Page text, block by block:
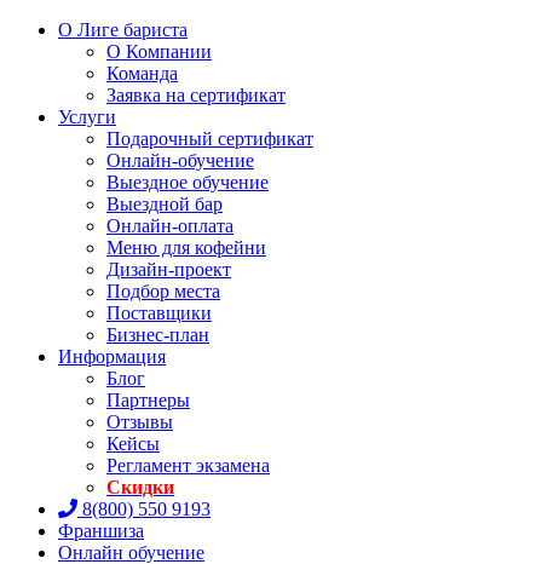
О Лиге бариста
О Компании
Команда
Заявка на сертификат
Услуги
Подарочный сертификат
Онлайн-обучение
Выездное обучение
Выездной бар
Онлайн-оплата
Меню для кофейни
Дизайн-проект
Подбор места
Поставщики
Бизнес-план
Информация
Блог
Партнеры
Отзывы
Кейсы
Регламент экзамена
Скидки
8(800) 550 9193
Франшиза
Онлайн обучение